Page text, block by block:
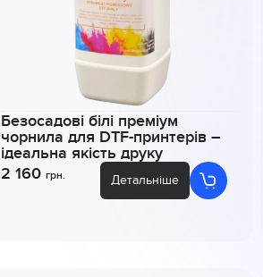
Безосадові білі преміум
чорнила для DTF-принтерів –
ідеальна якість друку
2 160 грн. Детальніше